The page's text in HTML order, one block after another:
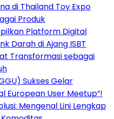
di Thailand Toy Expo
Produk
Platform Digital
Darah di Ajang ISBT
Transformasi sebagai
Sukses Gelar
European User Meetup”!
Mengenal Lini Lengkap